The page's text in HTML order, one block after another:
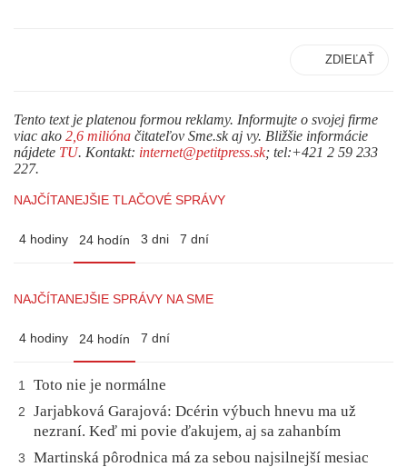
ZDIEĽAŤ
Tento text je platenou formou reklamy. Informujte o svojej firme
viac ako 2,6 milióna čitateľov Sme.sk aj vy. Bližšie informácie
nájdete TU. Kontakt: internet@petitpress.sk; tel:+421 2 59 233
227.
NAJČÍTANEJŠIE TLAČOVÉ SPRÁVY
4 hodiny 24 hodín 3 dni 7 dní
NAJČÍTANEJŠIE SPRÁVY NA SME
4 hodiny 24 hodín 7 dní
1 Toto nie je normálne
2
Jarjabková Garajová: Dcérin výbuch hnevu ma už
nezraní. Keď mi povie ďakujem, aj sa zahanbím
3
Martinská pôrodnica má za sebou najsilnejší mesiac